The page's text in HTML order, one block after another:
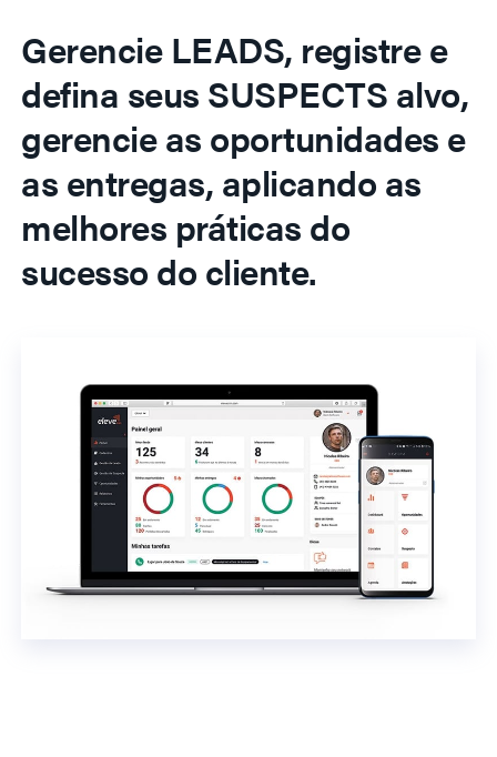
Gerencie LEADS, registre e
defina seus SUSPECTS alvo,
gerencie as oportunidades e
as entregas, aplicando as
melhores práticas do
sucesso do cliente.